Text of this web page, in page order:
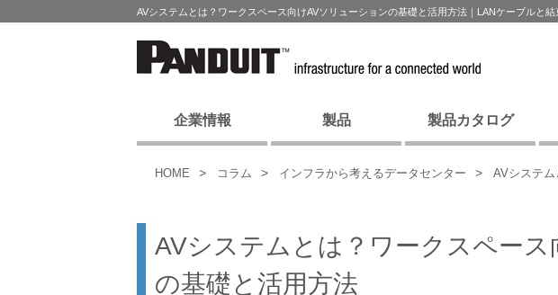
AVシステムとは？ワークスペース向けAVソリューションの基礎と活用方法｜LANケーブルと
企業情報 製品 製品カタログ
HOME コラム インフラから考えるデータセンター AVシステ
AVシステムとは？ワークスペー
の基礎と活用方法